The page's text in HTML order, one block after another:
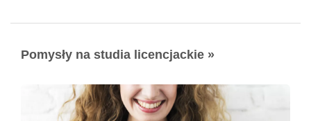
Pomysły na studia licencjackie »